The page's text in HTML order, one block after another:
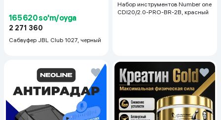
165 620 so'm/oyga
2 271 360
Сабвуфер JBL Club 1027, черный
Набор инструментов Number one
CDI20/2.0-PRO-BR-2B, красный